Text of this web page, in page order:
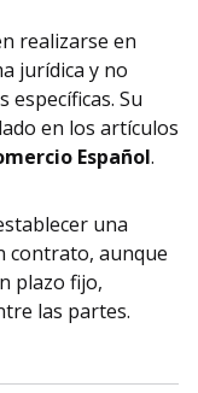
realizarse en
jurídica y no
específicas. Su
en los artículos
Español.
una
contrato, aunque
plazo fijo,
las partes.